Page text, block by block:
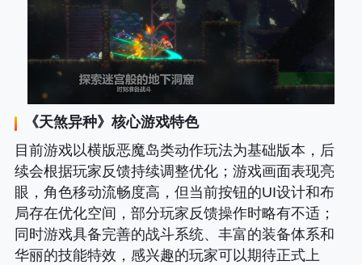
《天煞异种》核心游戏特色
目前游戏以横版恶魔岛类动作玩法为基础版本，后
续会根据玩家反馈持续调整优化；游戏画面表现亮
眼，角色移动流畅度高，但当前按钮的UI设计和布
局存在优化空间，部分玩家反馈操作时略有不适；
同时游戏具备完善的战斗系统、丰富的装备体系和
华丽的技能特效，感兴趣的玩家可以期待正式上